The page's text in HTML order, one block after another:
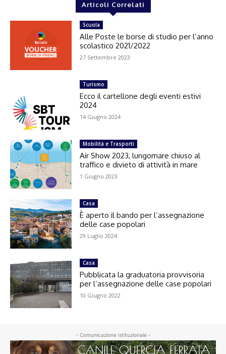
Articoli Correlati
Scuola
Alle Poste le borse di studio per l’anno
scolastico 2021/2022
27 Settembre 2023
Turismo
Ecco il cartellone degli eventi estivi
2024
14 Giugno 2024
Mobilità e Trasporti
Air Show 2023, lungomare chiuso al
traffico e divieto di attività in mare
1 Giugno 2023
Casa
È aperto il bando per l’assegnazione
delle case popolari
29 Luglio 2024
Casa
Pubblicata la graduatoria provvisoria
per l’assegnazione delle case popolari
10 Giugno 2022
- Comunicazione Istituzionale -